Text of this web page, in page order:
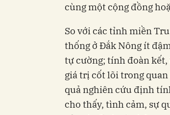
cùng một cộng đồng
So với các tỉnh miền
thống ở Đắk Nông ít
tự cường; tính đoàn
giá trị cốt lõi trong quan
quả nghiên cứu định
cho thấy, tình cảm, sự